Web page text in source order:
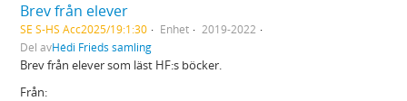
Brev från elever
SE S-HS Acc2025/19:1:30 Enhet
2019-2022
Del avHédi Frieds samling
Brev från elever som läst HF:s böcker.
Från: